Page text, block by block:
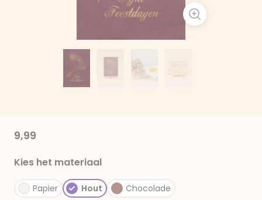
9,99
Kies het materiaal
Papier Hout Chocolade